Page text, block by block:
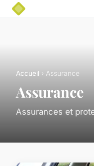
Accueil › Assurance
Assurance
Assurances et